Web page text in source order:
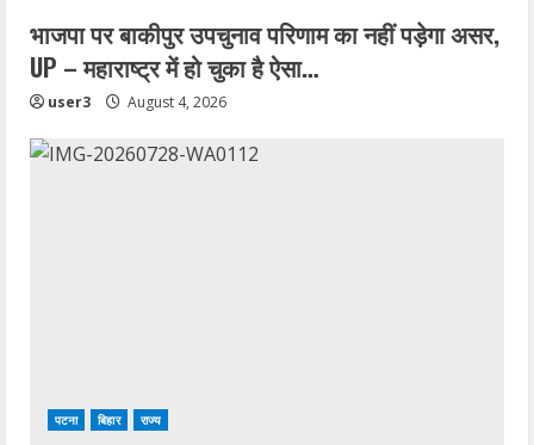
भाजपा पर बाकीपुर उपचुनाव परिणाम का नहीं पड़ेगा असर,
UP – महाराष्ट्र में हो चुका है ऐसा…
user3 August 4, 2026
पटना बिहार राज्य